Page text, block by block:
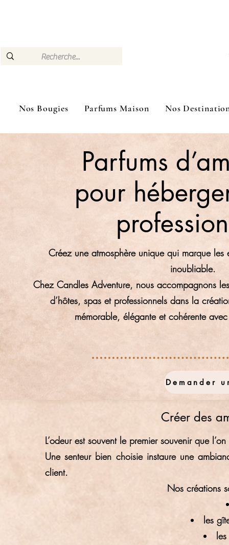
Nos Bougies Parfums Maison Nos
Parfums
pour
Créez une atmosphère unique qui marque les
inoubliable.
Chez Candles Adventure, nous accompagnons
d’hôtes, spas et professionnels dans la
mémorable, élégante et cohérente
Demander
Créer des
L’odeur est souvent le premier souvenir que
Une senteur bien choisie instaure une
client.
Nos créations
les